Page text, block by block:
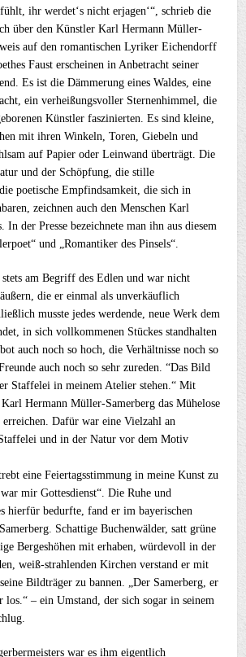
ihr werdet‘s nicht erjagen‘“, schrieb die
über den Künstler Karl Hermann Müller-
auf den romantischen Lyriker Eichendorff
Faust erscheinen in Anbetracht seiner
Es ist die Dämmerung eines Waldes, eine
ein verheißungsvoller Sternenhimmel, die
Künstler faszinierten. Es sind kleine,
mit ihren Winkeln, Toren, Giebeln und
auf Papier oder Leinwand überträgt. Die
und der Schöpfung, die stille
poetische Empfindsamkeit, die sich in
zeichnen auch den Menschen Karl
In der Presse bezeichnete man ihn aus diesem
und „Romantiker des Pinsels“.
am Begriff des Edlen und war nicht
die er einmal als unverkäuflich
musste jedes werdende, neue Werk dem
in sich vollkommenen Stückes standhalten
auch noch so hoch, die Verhältnisse noch so
auch noch so sehr zureden. “Das Bild
Staffelei in meinem Atelier stehen.“ Mit
Hermann Müller-Samerberg das Mühelose
erreichen. Dafür war eine Vielzahl an
Staffelei und in der Natur vor dem Motiv
eine Feiertagsstimmung in meine Kunst zu
mir Gottesdienst“. Die Ruhe und
hierfür bedurfte, fand er im bayerischen
Schattige Buchenwälder, satt grüne
Bergeshöhen mit erhaben, würdevoll in der
weiß-strahlenden Kirchen verstand er mit
Bildträger zu bannen. „Der Samerberg, er
– ein Umstand, der sich sogar in seinem
war es ihm eigentlich